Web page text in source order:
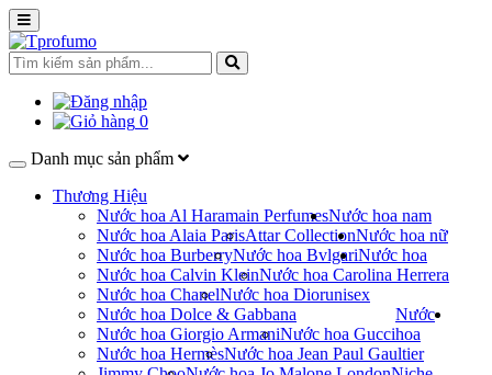
0
Danh mục sản phẩm
Thương Hiệu
Nước hoa Al Haramain Perfumes
Nước hoa Alaia ParisAttar Collection
Nước hoa BurberryNước hoa Bvlgari
Nước hoa Calvin KleinNước hoa Carolina Herrera
Nước hoa ChanelNước hoa Dior
Nước hoa Dolce & Gabbana
Nước hoa Giorgio ArmaniNước hoa Gucci
Nước hoa HermèsNước hoa Jean Paul Gaultier
Nước hoa nam
Nước hoa nữ
Nước hoa
unisex
Nước
hoa